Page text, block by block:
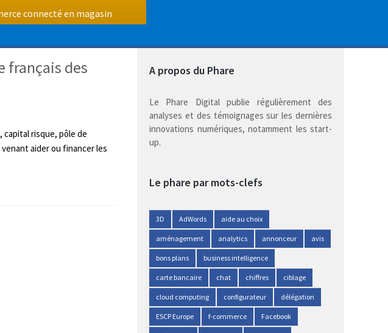
connecté en magasin
français des
capital risque, pôle de
aider ou financer les
A propos du Phare
Le Phare Digital publie régulièrement des
analyses et des témoignages sur les dernières
innovations numériques, notamment les start-
up.
Le phare par mots-clefs
3D AdWords aide au choix
aménagement analytics annonceur avis
bons plans business intelligence
carte bancaire chat chiffres ciblage
cloud computing configurateur délégation
ESCP Europe f-commerce Facebook